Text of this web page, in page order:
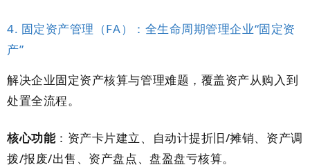
4. 固定资产管理（FA）：全生命周期管理企业“固定资
产”
解决企业固定资产核算与管理难题，覆盖资产从购入到
处置全流程。
核心功能：资产卡片建立、自动计提折旧/摊销、资产调
拨/报废/出售、资产盘点、盘盈盘亏核算。